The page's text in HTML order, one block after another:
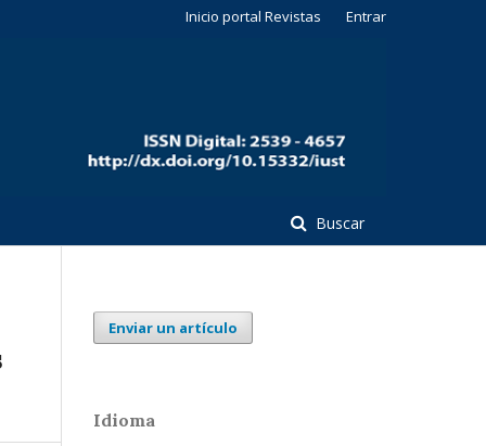
Buscar
Inicio portal Revistas Entrar
Enviar un artículo
Idioma